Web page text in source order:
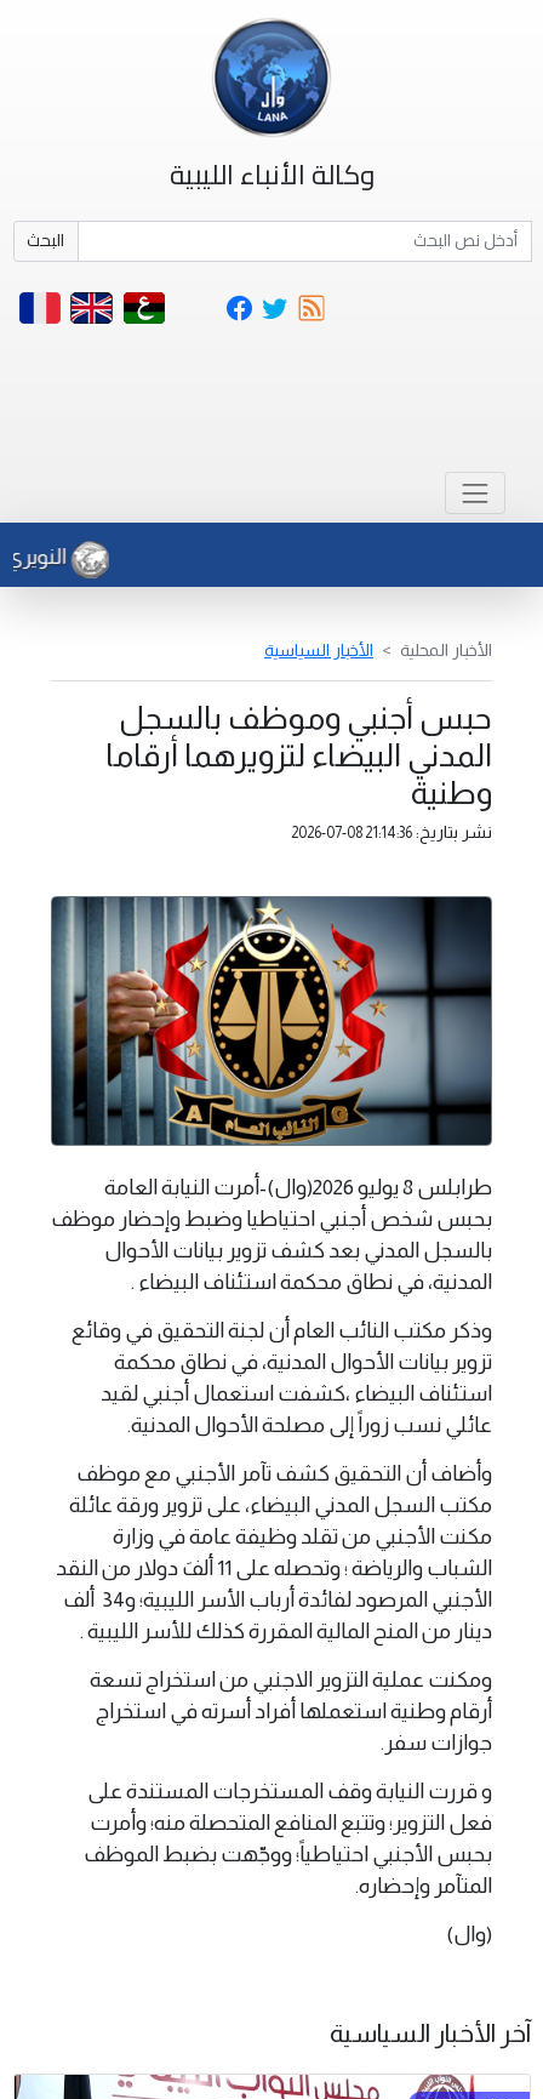
وكالة الأنباء الليبية
البحث
الأخبار المحلية الأخبار السياسية
حبس أجنبي وموظف بالسجل
المدني البيضاء لتزويرهما أرقاما
وطنية
نشر بتاريخ: 2026-07-08 21:14:36
طرابلس 8 يوليو 2026(وال)-أمرت النيابة العامة
بحبس شخص أجنبي احتياطيا وضبط وإحضار موظف
بالسجل المدني بعد كشف تزوير بيانات الأحوال
المدنية، في نطاق محكمة استئناف البيضاء .
وذكر مكتب النائب العام أن لجنة التحقيق في وقائع
تزوير بيانات الأحوال المدنية، في نطاق محكمة
استئناف البيضاء ،كشفت استعمال أجنبي لقيد
عائلي نسب زوراً إلى مصلحة الأحوال المدنية.
وأضاف أن التحقيق كشف تآمر الأجنبي مع موظف
مكتب السجل المدني البيضاء، على تزوير ورقة عائلة
مكنت الأجنبي من تقلد وظيفة عامة في وزارة
الشباب والرياضة ؛ وتحصله على 11 ألفَ دولار من النقد
الأجنبي المرصود لفائدة أرباب الأسر الليبية؛ و34 ألف
دينار من المنح المالية المقررة كذلك للأسر الليبية .
ومكنت عملية التزوير الاجنبي من استخراج تسعة
أرقام وطنية استعملها أفراد أسرته في استخراج
جوازات سفر.
و قررت النيابة وقف المستخرجات المستندة على
فعل التزوير؛ وتتبع المنافع المتحصلة منه؛ وأمرت
بحبس الأجنبي احتياطياً؛ ووجّهت بضبط الموظف
المتآمر وإحضاره.
(وال)
آخر الأخبار السياسية